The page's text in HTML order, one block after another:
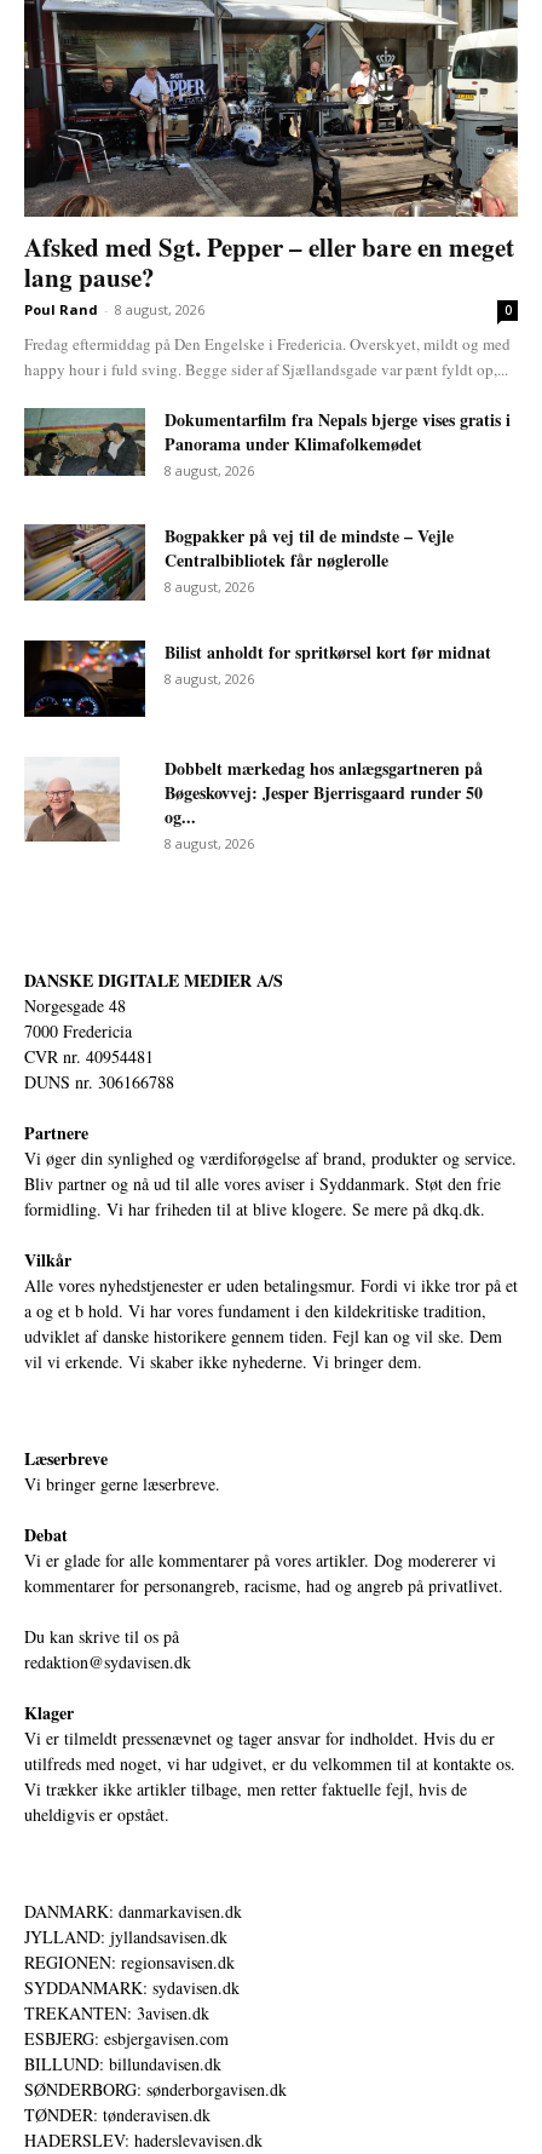
Afsked med Sgt. Pepper – eller bare en meget
lang pause?
Poul Rand - 8 august, 2026 0
Fredag eftermiddag på Den Engelske i Fredericia. Overskyet, mildt og med
happy hour i fuld sving. Begge sider af Sjællandsgade var pænt fyldt op,...
Dokumentarfilm fra Nepals bjerge vises gratis i
Panorama under Klimafolkemødet
8 august, 2026
Bogpakker på vej til de mindste – Vejle
Centralbibliotek får nøglerolle
8 august, 2026
Bilist anholdt for spritkørsel kort før midnat
8 august, 2026
Dobbelt mærkedag hos anlægsgartneren på
Bøgeskovvej: Jesper Bjerrisgaard runder 50
og...
8 august, 2026
DANSKE DIGITALE MEDIER A/S
Norgesgade 48
7000 Fredericia
CVR nr. 40954481
DUNS nr. 306166788
Partnere
Vi øger din synlighed og værdiforøgelse af brand, produkter og service.
Bliv partner og nå ud til alle vores aviser i Syddanmark. Støt den frie
formidling. Vi har friheden til at blive klogere. Se mere på dkq.dk.
Vilkår
Alle vores nyhedstjenester er uden betalingsmur. Fordi vi ikke tror på et
a og et b hold. Vi har vores fundament i den kildekritiske tradition,
udviklet af danske historikere gennem tiden. Fejl kan og vil ske. Dem
vil vi erkende. Vi skaber ikke nyhederne. Vi bringer dem.
Læserbreve
Vi bringer gerne læserbreve.
Debat
Vi er glade for alle kommentarer på vores artikler. Dog modererer vi
kommentarer for personangreb, racisme, had og angreb på privatlivet.
Du kan skrive til os på
redaktion@sydavisen.dk
Klager
Vi er tilmeldt pressenævnet og tager ansvar for indholdet. Hvis du er
utilfreds med noget, vi har udgivet, er du velkommen til at kontakte os.
Vi trækker ikke artikler tilbage, men retter faktuelle fejl, hvis de
uheldigvis er opstået.
DANMARK: danmarkavisen.dk
JYLLAND: jyllandsavisen.dk
REGIONEN: regionsavisen.dk
SYDDANMARK: sydavisen.dk
TREKANTEN: 3avisen.dk
ESBJERG: esbjergavisen.com
BILLUND: billundavisen.dk
SØNDERBORG: sønderborgavisen.dk
TØNDER: tønderavisen.dk
HADERSLEV: haderslevavisen.dk